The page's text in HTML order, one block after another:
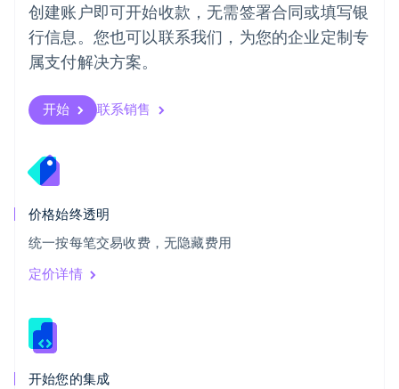
创建账户即可开始收款，无需签署合同或填写银
行信息。您也可以联系我们，为您的企业定制专
属支付解决方案。
开始 联系销售
价格始终透明
统一按每笔交易收费，无隐藏费用
定价详情
开始您的集成
SvenskaEnglish
瑞士
DeutschFrançais ItalianoEnglish
塞浦路斯
斯洛伐克
English
English
泰国
ไทย
希腊
English
西班牙
Español
新加坡
新西兰
匈牙利
English